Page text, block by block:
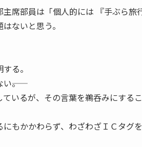
席部員は「個人的には 『手ぶら旅
ないと思う。
る。
――。
いるが、その言葉を鵜呑みにする
もかかわらず、わざわざＩＣタグ